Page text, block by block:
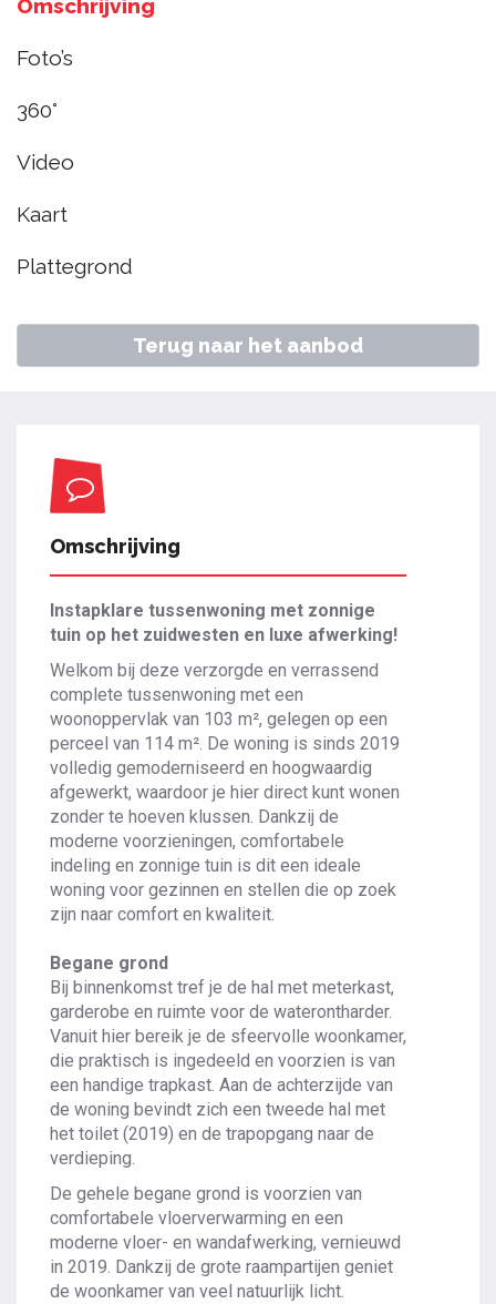
26, Zwaag
€ 375.000
Omschrijving
Foto’s
360°
Video
Kaart
Plattegrond
Terug naar het aanbod
Omschrijving
Instapklare tussenwoning met zonnige
tuin op het zuidwesten en luxe afwerking!
Welkom bij deze verzorgde en verrassend
complete tussenwoning met een
woonoppervlak van 103 m², gelegen op een
perceel van 114 m². De woning is sinds 2019
volledig gemoderniseerd en hoogwaardig
afgewerkt, waardoor je hier direct kunt wonen
zonder te hoeven klussen. Dankzij de
moderne voorzieningen, comfortabele
indeling en zonnige tuin is dit een ideale
woning voor gezinnen en stellen die op zoek
zijn naar comfort en kwaliteit.
Begane grond
Bij binnenkomst tref je de hal met meterkast,
garderobe en ruimte voor de waterontharder.
Vanuit hier bereik je de sfeervolle woonkamer,
die praktisch is ingedeeld en voorzien is van
een handige trapkast. Aan de achterzijde van
de woning bevindt zich een tweede hal met
het toilet (2019) en de trapopgang naar de
verdieping.
De gehele begane grond is voorzien van
comfortabele vloerverwarming en een
moderne vloer- en wandafwerking, vernieuwd
in 2019. Dankzij de grote raampartijen geniet
de woonkamer van veel natuurlijk licht.